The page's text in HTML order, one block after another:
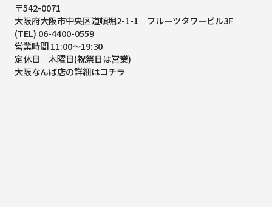
〒542-0071
大阪府大阪市中央区道頓堀2-1-1
フルーツタワービル3F
(TEL) 06-4400-0559
営業時間 11:00～19:30
定休日 木曜日(祝祭日は営業)
大阪なんば店の詳細はコチラ